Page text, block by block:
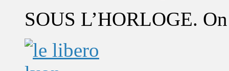
SOUS L’HORLOGE.